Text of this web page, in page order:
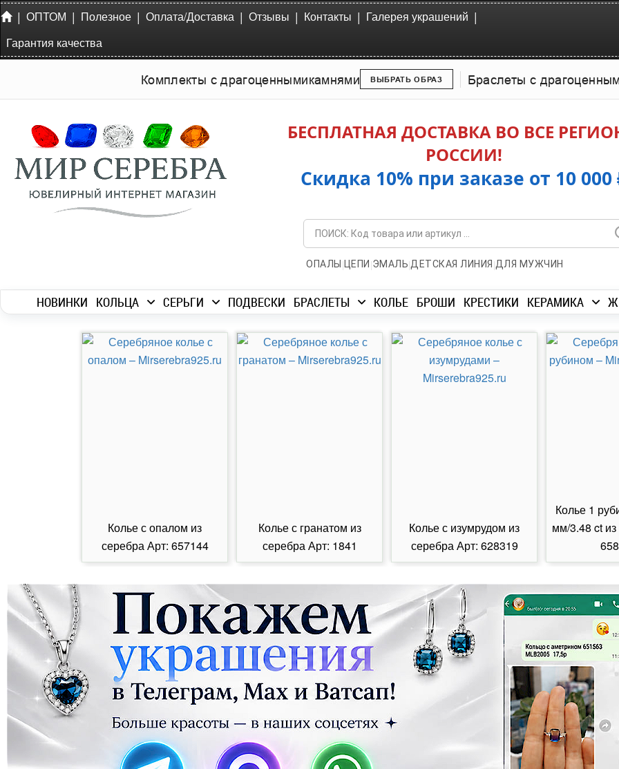
| ОПТОМ | Полезное | Оплата/Доставка | Отзывы | Контакты | Галерея украшений |
Гарантия качества
Комплекты с драгоценнымикамнями ВЫБРАТЬ ОБРАЗ Браслеты с
БЕСПЛАТНАЯ ДОСТАВКА ВО ВСЕ
РОССИИ!
Скидка 10% при заказе от 10 000
ОПАЛЫ | ЦЕПИ |ЭМАЛЬ|ДЕТСКАЯ ЛИНИЯ |ДЛЯ МУЖЧИН
НОВИНКИ КОЛЬЦА СЕРЬГИ ПОДВЕСКИ БРАСЛЕТЫ КОЛЬЕ БРОШИ КРЕСТИКИ КЕРАМИКА
Колье с опалом из
серебра Арт: 657144
Колье с гранатом из
серебра Арт: 1841
Колье с изумрудом из
серебра Арт: 628319
Колье 1
мм/3.48 ct